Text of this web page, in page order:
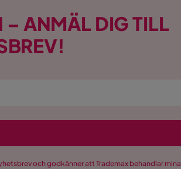
– ANMÄL DIG TILL
och godkänner att Trademax behandlar mina